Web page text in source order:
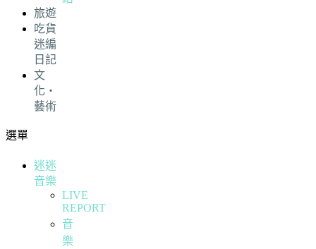
旅遊
吃貨
迷編
日記
文
化・
藝術
選單
迷迷
音樂
LIVE
REPORT
音
樂